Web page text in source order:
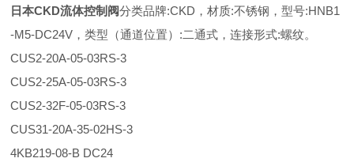
日本CKD流体控制阀分类品牌:CKD，材质:不锈钢，型号:HNB1
-M5-DC24V，类型（通道位置）:二通式，连接形式:螺纹。
CUS2-20A-05-03RS-3
CUS2-25A-05-03RS-3
CUS2-32F-05-03RS-3
CUS31-20A-35-02HS-3
4KB219-08-B DC24